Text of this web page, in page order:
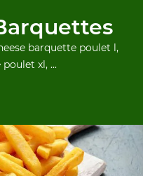
barquette poulet l,
xl, ...